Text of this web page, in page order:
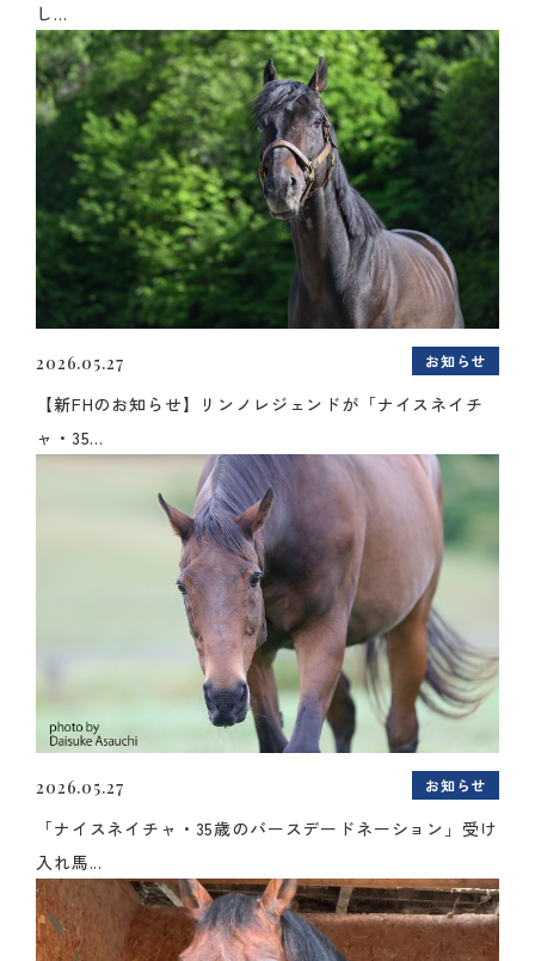
し...
2026.05.27 お知らせ
【新FHのお知らせ】リンノレジェンドが「ナイスネイチ
ャ・35...
2026.05.27 お知らせ
「ナイスネイチャ・35歳のバースデードネーション」受け
入れ馬...